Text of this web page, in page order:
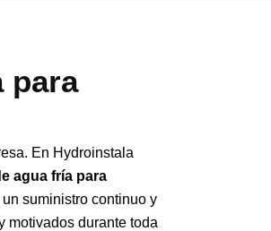
para
En Hydroinstala
agua fría para
suministro continuo y
motivados durante toda